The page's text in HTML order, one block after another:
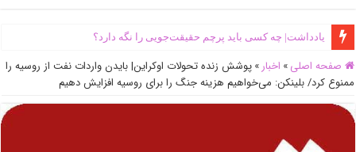
یادداشت| ‌چه کسی باید پرچم حقیقت‌جویی را نگه دارد؟
اَبَر‌ویلای شخص ذی‌نفوذ در حاشیه‌ رود کرج تخریب شد + جزئیات و فیلم
صفحه اصلی » اخبار » پوشش زنده تحولات اوکراین| بایدن واردات نفت از روسیه را
ممنوع کرد/ بلینکن: می‌خواهیم هزینه جنگ را برای روسیه افزایش دهیم